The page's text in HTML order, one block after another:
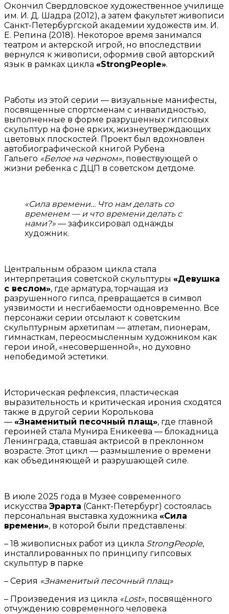
Окончил Свердловское художественное училище
им. И. Д. Шадра (2012), а затем факультет живописи
Санкт-Петербургской академии художеств им. И.
Е. Репина (2018). Некоторое время занимался
театром и актерской игрой, но впоследствии
вернулся к живописи, оформив свой авторский
язык в рамках цикла «StrongPeople».
Работы из этой серии — визуальные манифесты,
посвященные спортсменам с инвалидностью,
выполненные в форме разрушенных гипсовых
скульптур на фоне ярких, жизнеутверждающих
цветовых плоскостей. Проект был вдохновлен
автобиографической книгой Рубена
Гальего «Белое на черном», повествующей о
жизни ребенка с ДЦП в советском детдоме.
«Сила времени… Что нам делать со
временем — и что времени делать с
нами?» — зафиксировал однажды
художник.
Центральным образом цикла стала
интерпретация советской скульптуры «Девушка
с веслом», где арматура, торчащая из
разрушенного гипса, превращается в символ
уязвимости и несгибаемости одновременно. Все
персонажи серии отсылают к советским
скульптурным архетипам — атлетам, пионерам,
гимнасткам, переосмысленным художником как
герои иной, «несовершенной», но духовно
непобедимой эстетики.
Историческая рефлексия, пластическая
выразительность и критическая ирония сходятся
также в другой серии Королькова
— «Знаменитый песочный плащ», где главной
героиней стала Мунира Еникеева — блокадница
Ленинграда, ставшая актрисой в преклонном
возрасте. Этот цикл — размышление о времени
как объединяющей и разрушающей силе.
В июле 2025 года в Музее современного
искусства Эрарта (Санкт-Петербург) состоялась
персональная выставка художника «Сила
времени», в которой были представлены:
– 18 живописных работ из цикла StrongPeople,
инсталлированных по принципу гипсовых
скульптур в парке
– Серия «Знаменитый песочный плащ»
– Произведения из цикла «Lost», посвящённого
отчуждению современного человека